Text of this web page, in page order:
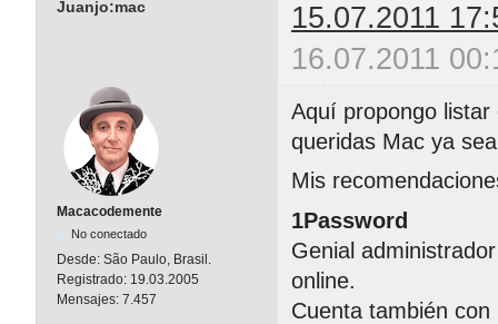
Juanjo:mac
15.07.2011
16.07.2011
Macacodemente
No conectado
Desde: São Paulo, Brasil.
Registrado: 19.03.2005
Mensajes: 7.457
Aquí propongo
queridas Mac ya
Mis
1Password
Genial
online.
Cuenta también